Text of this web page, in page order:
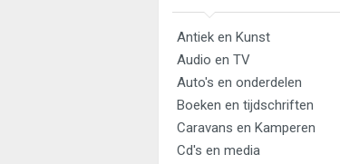
Antiek en Kunst
Audio en TV
Auto's en onderdelen
Boeken en tijdschriften
Caravans en Kamperen
Cd's en media